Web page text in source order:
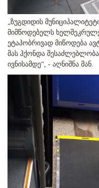
„ზუგდიდის
მიმწოდებელს
ეტაპობრივად მიწოდება
მას ჰქონდა
ივნისამდე“, - აღნიშნა მან.